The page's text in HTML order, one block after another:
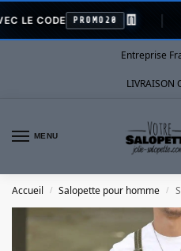
PROMO20 👖
Entreprise
LIVRAISON
MENU
Accueil / Salopette pour homme /